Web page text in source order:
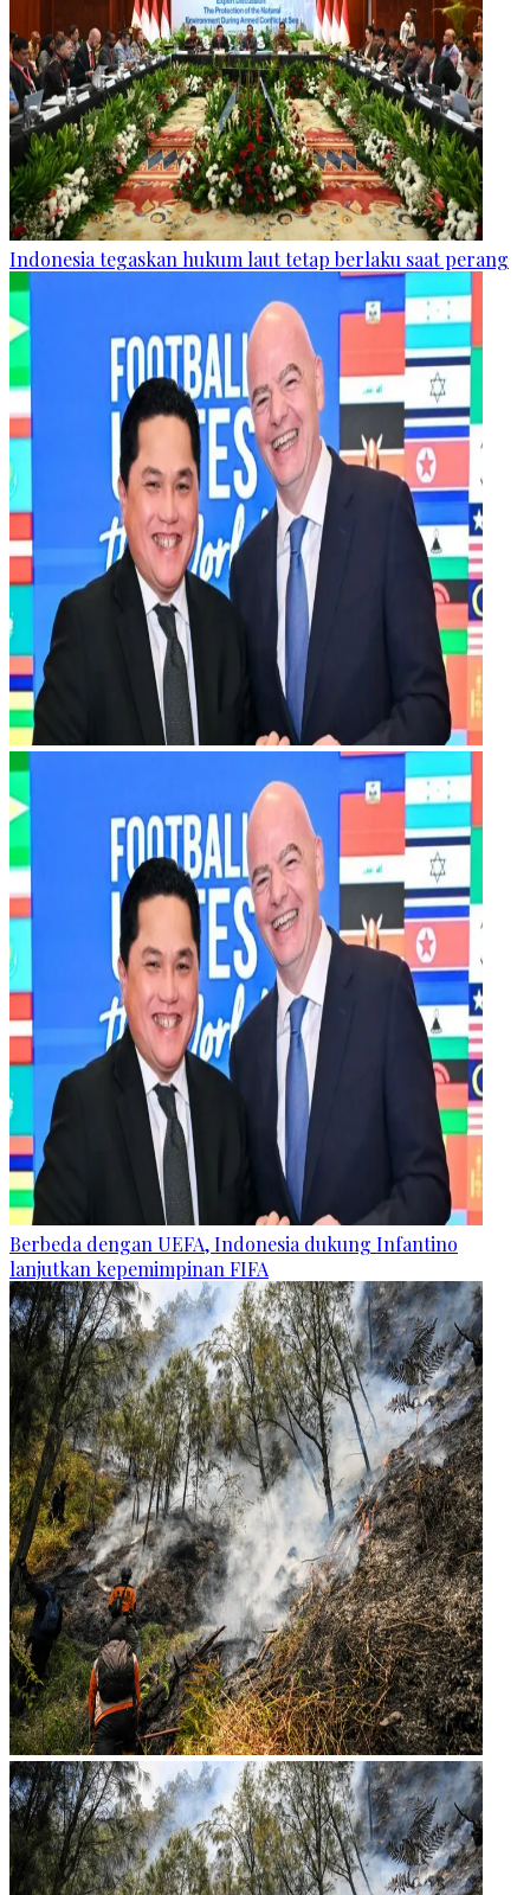
Indonesia tegaskan hukum laut tetap berlaku saat perang
Berbeda dengan UEFA, Indonesia dukung Infantino
lanjutkan kepemimpinan FIFA